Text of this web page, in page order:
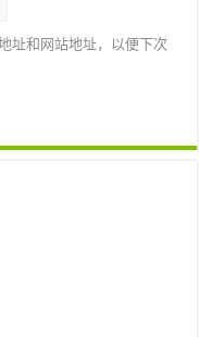
址和网站地址，以便下次